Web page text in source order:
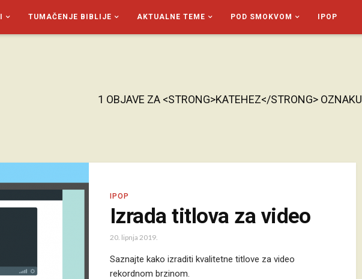
TUMAČENJE BIBLIJE AKTUALNE TEME POD SMOKVOM IPOP
1 OBJAVE ZA <STRONG>KATEHEZ</STRONG> OZNAKU
IPOP
Izrada titlova za video
20. lipnja 2019.
Saznajte kako izraditi kvalitetne titlove za video
rekordnom brzinom.